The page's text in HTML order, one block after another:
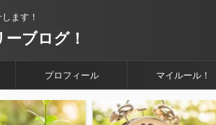
ます！
ブログ！
プロフィール マイルール！